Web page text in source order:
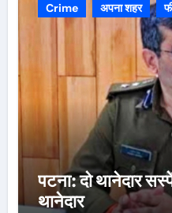
Crime अपना शहर
पटना: दो थानेदार
थानेदार